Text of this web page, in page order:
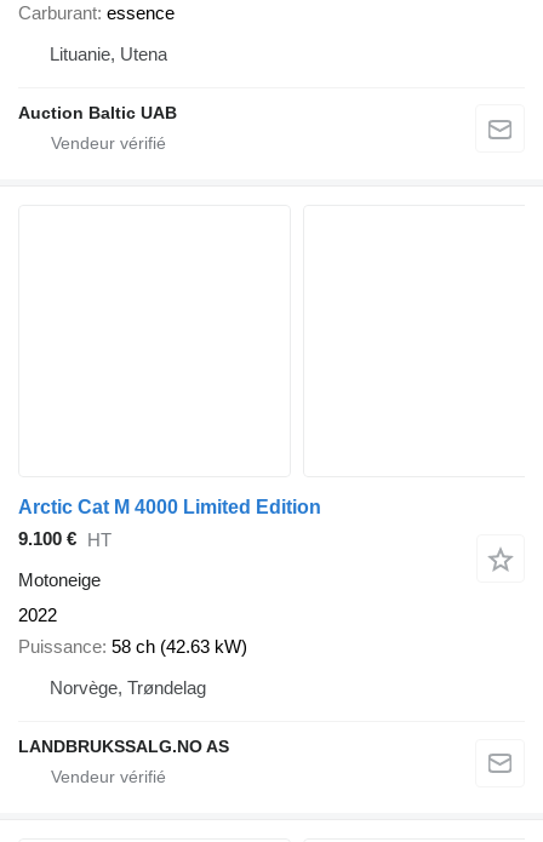
Carburant essence
Lituanie, Utena
Auction Baltic UAB
Arctic Cat M 4000 Limited Edition
9.100 € HT
Motoneige
2022
Puissance 58 ch (42.63 kW)
Norvège, Trøndelag
LANDBRUKSSALG.NO AS